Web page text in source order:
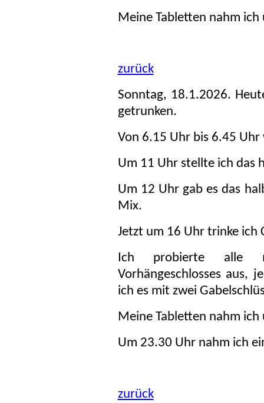
Meine Tabletten nahm ich
zurück
Sonntag, 18.1.2026.
getrunken.
Von 6.15 Uhr bis 6.45 Uhr
Um 11 Uhr stellte ich das
Um 12 Uhr gab es das
Mix.
Jetzt um 16 Uhr trinke ich
Ich probierte alle
Vorhängeschlosses aus,
ich es mit zwei
Meine Tabletten nahm ich
Um 23.30 Uhr nahm ich
zurück